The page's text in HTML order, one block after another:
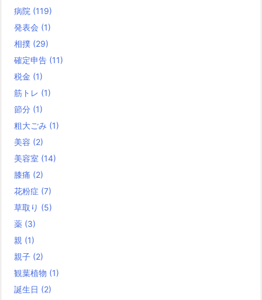
病院 (119)
発表会 (1)
相撲 (29)
確定申告 (11)
税金 (1)
筋トレ (1)
節分 (1)
粗大ごみ (1)
美容 (2)
美容室 (14)
膝痛 (2)
花粉症 (7)
草取り (5)
薬 (3)
親 (1)
親子 (2)
観葉植物 (1)
誕生日 (2)